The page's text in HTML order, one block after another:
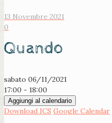
13 Novembre 2021
0
Quando
sabato 06/11/2021
17:00 - 18:00
Aggiungi al calendario
Download ICS Google Calendar